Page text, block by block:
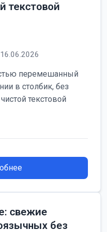
текстовой
перемешанный
в столбик, без
текстовой
производстве:
свежие
без